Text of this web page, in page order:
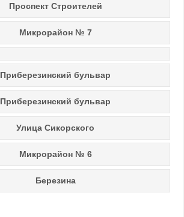
Проспект Строителей
Микрорайон № 7
Приберезинский бульвар
Приберезинский бульвар
Улица Сикорского
Микрорайон № 6
Березина